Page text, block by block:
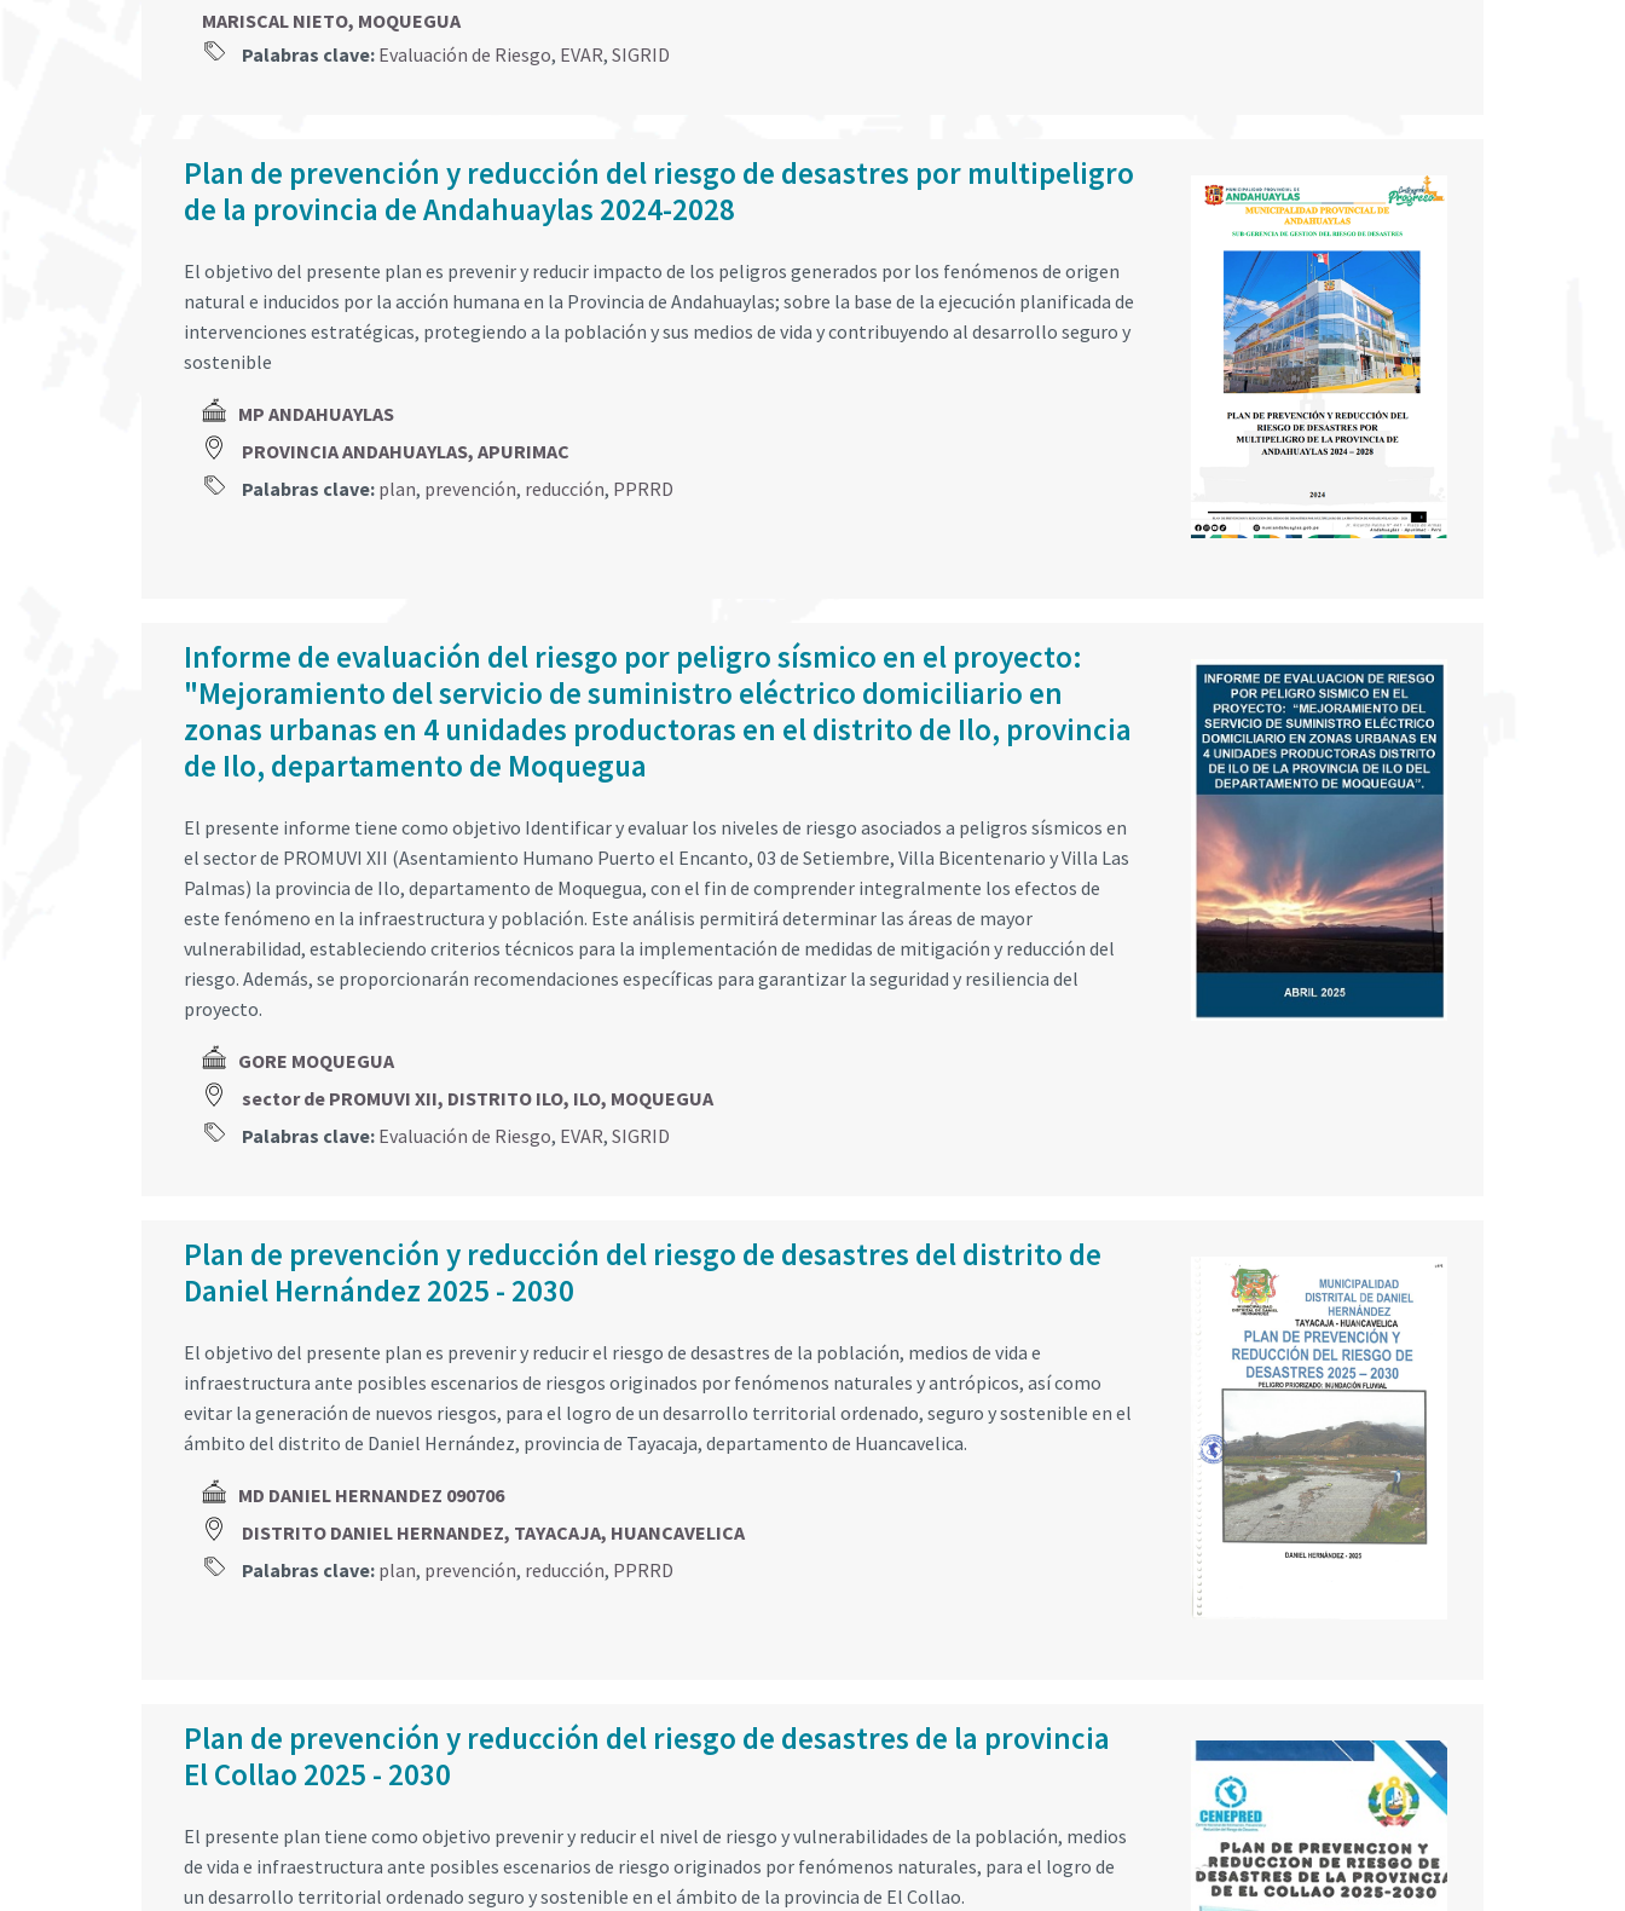
MARISCAL NIETO, MOQUEGUA
Palabras clave: Evaluación de Riesgo, EVAR, SIGRID
Plan de prevención y reducción del riesgo de desastres por multipeligro
de la provincia de Andahuaylas 2024-2028
El objetivo del presente plan es prevenir y reducir impacto de los peligros generados por los fenómenos de origen
natural e inducidos por la acción humana en la Provincia de Andahuaylas; sobre la base de la ejecución planificada de
intervenciones estratégicas, protegiendo a la población y sus medios de vida y contribuyendo al desarrollo seguro y
sostenible
MP ANDAHUAYLAS
PROVINCIA ANDAHUAYLAS, APURIMAC
Palabras clave: plan, prevención, reducción, PPRRD
Informe de evaluación del riesgo por peligro sísmico en el proyecto:
"Mejoramiento del servicio de suministro eléctrico domiciliario en
zonas urbanas en 4 unidades productoras en el distrito de Ilo, provincia
de Ilo, departamento de Moquegua
El presente informe tiene como objetivo Identificar y evaluar los niveles de riesgo asociados a peligros sísmicos en
el sector de PROMUVI XII (Asentamiento Humano Puerto el Encanto, 03 de Setiembre, Villa Bicentenario y Villa Las
Palmas) la provincia de Ilo, departamento de Moquegua, con el fin de comprender integralmente los efectos de
este fenómeno en la infraestructura y población. Este análisis permitirá determinar las áreas de mayor
vulnerabilidad, estableciendo criterios técnicos para la implementación de medidas de mitigación y reducción del
riesgo. Además, se proporcionarán recomendaciones específicas para garantizar la seguridad y resiliencia del
proyecto.
GORE MOQUEGUA
sector de PROMUVI XII, DISTRITO ILO, ILO, MOQUEGUA
Palabras clave: Evaluación de Riesgo, EVAR, SIGRID
Plan de prevención y reducción del riesgo de desastres del distrito de
Daniel Hernández 2025 - 2030
El objetivo del presente plan es prevenir y reducir el riesgo de desastres de la población, medios de vida e
infraestructura ante posibles escenarios de riesgos originados por fenómenos naturales y antrópicos, así como
evitar la generación de nuevos riesgos, para el logro de un desarrollo territorial ordenado, seguro y sostenible en el
ámbito del distrito de Daniel Hernández, provincia de Tayacaja, departamento de Huancavelica.
MD DANIEL HERNANDEZ 090706
DISTRITO DANIEL HERNANDEZ, TAYACAJA, HUANCAVELICA
Palabras clave: plan, prevención, reducción, PPRRD
Plan de prevención y reducción del riesgo de desastres de la provincia
El Collao 2025 - 2030
El presente plan tiene como objetivo prevenir y reducir el nivel de riesgo y vulnerabilidades de la población, medios
de vida e infraestructura ante posibles escenarios de riesgo originados por fenómenos naturales, para el logro de
un desarrollo territorial ordenado seguro y sostenible en el ámbito de la provincia de El Collao.